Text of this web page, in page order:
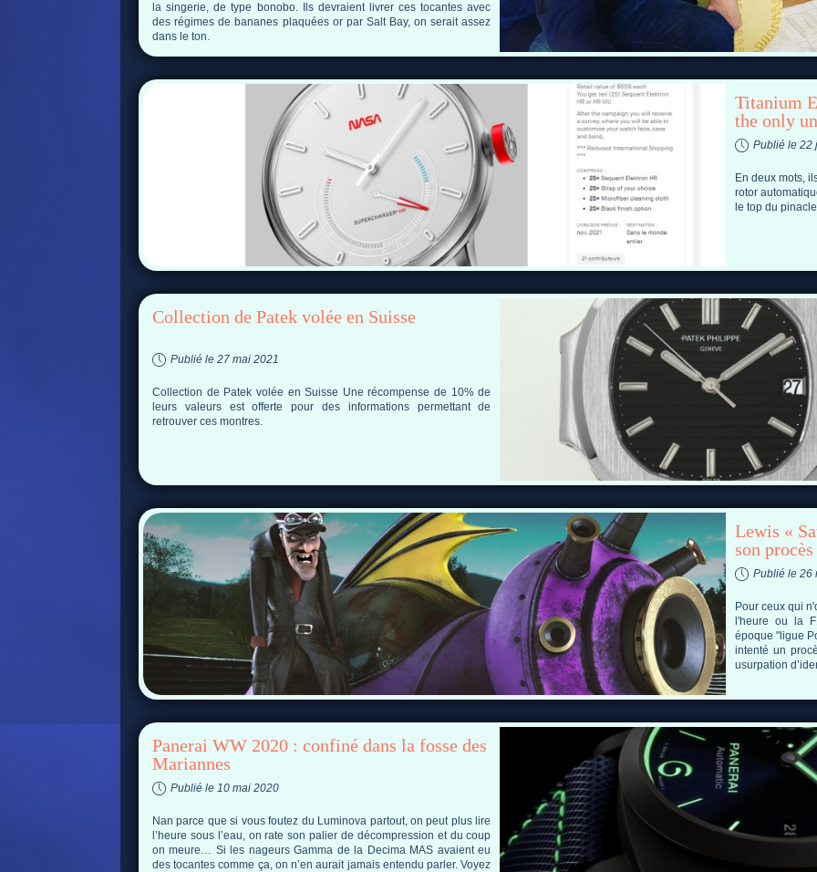
la singerie, de type bonobo. Ils devraient livrer ces tocantes avec
des régimes de bananes plaquées or par Salt Bay, on serait assez
dans le ton.
Titanium
the only
Publié le 22
En deux mots,
rotor
le top du
Collection de Patek volée en Suisse
Publié le 27 mai 2021
Collection de Patek volée en Suisse Une récompense de 10% de
leurs valeurs est offerte pour des informations permettant de
retrouver ces montres.
Lewis «
son
Publié le 26
Pour ceux qui
l'heure ou la
époque "ligue
intenté un
usurpation
Panerai WW 2020 : confiné dans la fosse des
Mariannes
Publié le 10 mai 2020
Nan parce que si vous foutez du Luminova partout, on peut plus lire
l’heure sous l’eau, on rate son palier de décompression et du coup
on meure… Si les nageurs Gamma de la Decima MAS avaient eu
des tocantes comme ça, on n’en aurait jamais entendu parler. Voyez